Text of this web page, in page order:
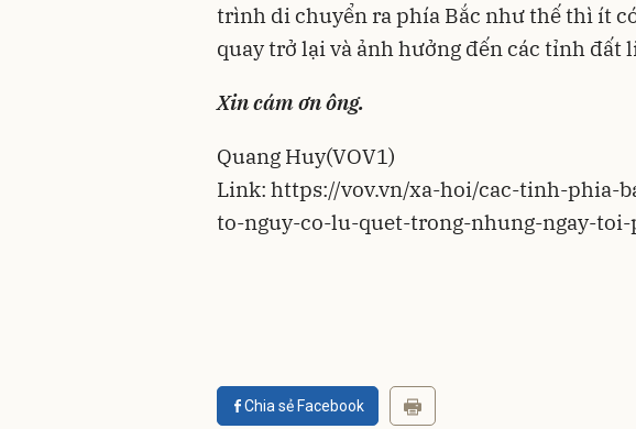
trình di chuyển ra phía Bắc như thế thì ít
quay trở lại và ảnh hưởng đến các tỉnh đất
Xin cám ơn ông.
Quang Huy(VOV1)
Link: https://vov.vn/xa-hoi/cac-tinh-phia-
to-nguy-co-lu-quet-trong-nhung-ngay-toi-
Chia sẻ Facebook